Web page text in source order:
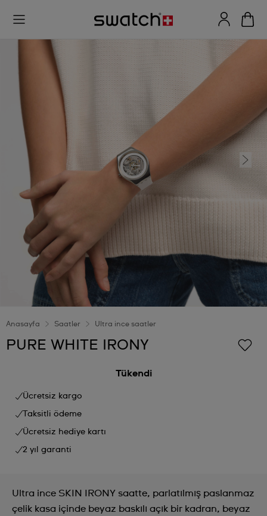
Anasayfa Saatler Ultra ince saatler
PURE WHITE IRONY
Tükendi
Ücretsiz kargo
Taksitli ödeme
Ücretsiz hediye kartı
2 yıl garanti
Ultra ince SKIN IRONY saatte, parlatılmış paslanmaz
çelik kasa içinde beyaz baskılı açık bir kadran, beyaz